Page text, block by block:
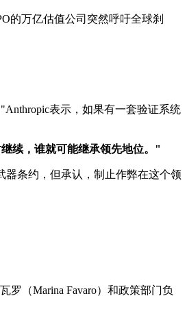
的万亿估值公司突然呼吁全球刹
表示，如果有一套验证系统
续，谁就可能继承领先地位。"
条约，但承认，制止作弊在这个领
罗（Marina Favaro）和政策部门负